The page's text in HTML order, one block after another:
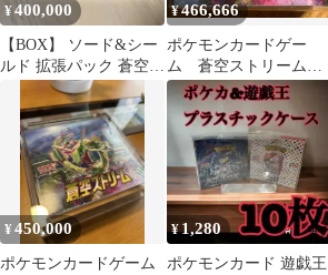
¥400,000
【BOX】 ソード&シー
ルド 拡張パック 蒼空ス
トリーム
¥466,666
ポケモンカードゲー
ム 蒼空ストリーム
未開封シュリンク付き
BOX
¥450,000
ポケモンカードゲーム
¥1,280
ポケモンカード 遊戯王